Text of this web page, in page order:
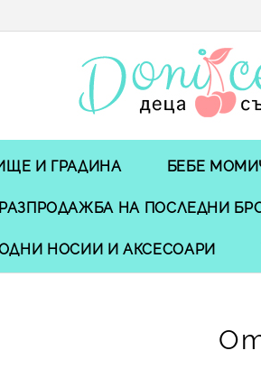
И ГРАДИНА БЕБЕ
РАЗПРОДАЖБА НА ПОСЛЕДНИ
НОСИИ И АКСЕСОАРИ